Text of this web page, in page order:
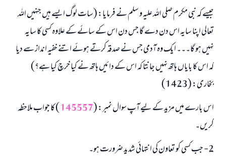
جیسے کہ نبی مکرم صلی اللہ علیہ و سلم نے فرمایا: (سات لوگ ایسے ہیں جنہیں اللہ
تعالی اپنا سایہ اس دن دے گا جس دن اس کے سائے کے علاوہ کسی کا سایہ
نہیں ہو گا۔۔۔ ایک وہ آدمی جس نے صدقہ کرتے ہوئے اتنے خفیہ انداز سے دیا
کہ اس کا بایاں ہاتھ نہیں جانتا کہ اس کے دائیں ہاتھ نے کیا خرچ کیا ہے؟)
بخاری: (1423)
اس بارے میں مزید کے لیے آپ سوال نمبر: (145557) کا جواب ملاحظہ
کریں۔
2- جب کسی کو تعاون کی انتہائی شدید ضرورت ہو۔